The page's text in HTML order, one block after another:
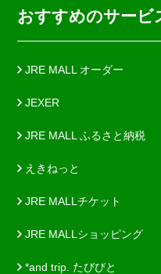
おすすめのサービ
JRE MALL オーダー
JEXER
JRE MALL ふるさと納税
えきねっと
JRE MALLチケット
JRE MALLショッピング
*and trip. たびびと